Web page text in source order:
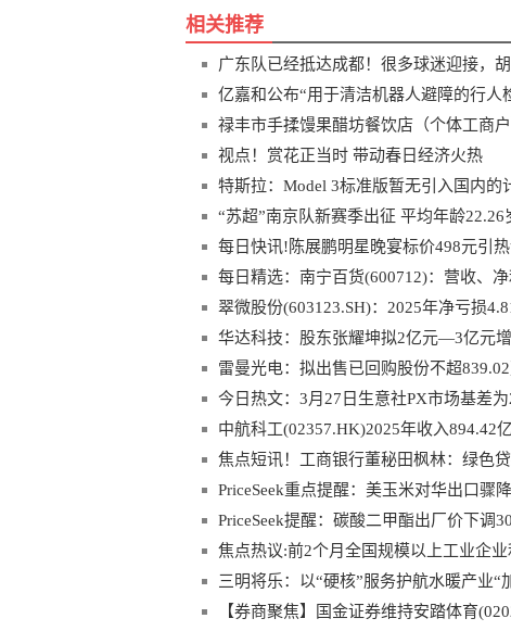
相关推荐
广东队已经抵达成都！很多球迷迎接，
亿嘉和公布“用于清洁机器人避障的行人
禄丰市手揉馒果醋坊餐饮店（个体工商
视点！赏花正当时 带动春日经济火热
特斯拉：Model 3标准版暂无引入国内的
“苏超”南京队新赛季出征 平均年龄22.26
每日快讯!陈展鹏明星晚宴标价498元引
演
每日精选：南宁百货(600712)：营收、
分之一
翠微股份(603123.SH)：2025年净亏损
华达科技：股东张耀坤拟2亿元—3亿元
雷曼光电：拟出售已回购股份不超
今日热文：3月27日生意社PX市场基差
中航科工(02357.HK)2025年收入894.42
焦点短讯！工商银行董秘田枫林：绿色
PriceSeek重点提醒：美玉米对华出口骤
PriceSeek提醒：碳酸二甲酯出厂价下调
焦点热议:前2个月全国规模以上工业企
三明将乐：以“硬核”服务护航水暖产业“
【券商聚焦】国金证券维持安踏体育